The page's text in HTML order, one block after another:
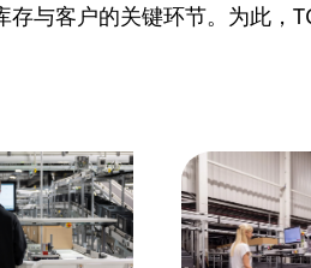
存与客户的关键环节。为此，